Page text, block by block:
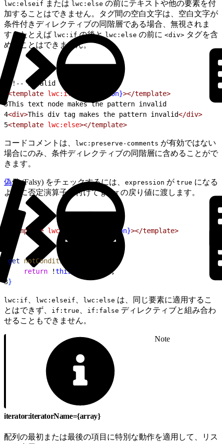
lwc:elseif または lwc:else の前にテキストや他の要素を付
加することはできません。タグ間の空白文字は、空白文字が
条件付きディレクティブの同階層である場合、無視されま
す。たとえば lwc:ifの後と lwc:else の前に <div> タグを含
めることはできません。
<!-- Invalid -->
<template lwc:if {expression}></template>
3This text node makes the pattern invalid
4<div>This div tag makes the pattern invalid</div>
5<template lwc:else></template>
コードコメントは、 lwc:preserve-comments が有効ではない
場合にのみ、条件ディレクティブの同階層に含めることがで
きます。
偽値 (Falsy) をチェックするには、 expression が true になる
ように否定演算子を付けて getter の戻り値に渡します。
<template lwc:if {notCondition}></template>
get notCondition
    return
!this
;
3}
lwc:if lwc:elseif lwc:else は、同じ要素に適用するこ
とはできず、
if:true if:false ディレクティブと組み合わ
せることもできません。
Note
iterator:iteratorName={array}
配列の最初または最後の項目に特別な動作を適用して、リス